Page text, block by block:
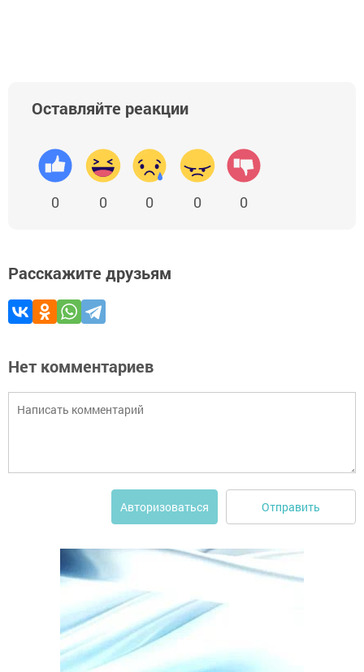
Оставляйте реакции
0 0 0 0 0
Расскажите друзьям
Нет комментариев
Авторизоваться Отправить